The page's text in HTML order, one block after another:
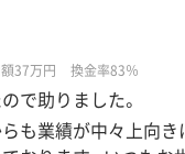
37万円 換金率83％
で助りました。
も業績が中々上向き